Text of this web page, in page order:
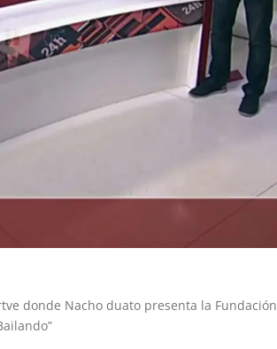
donde Nacho duato presenta la Fundación